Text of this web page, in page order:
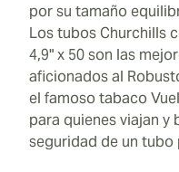
por su tamaño
Los tubos Churchills
4,9" x 50 son las
aficionados al
el famoso tabaco
para quienes viajan y
seguridad de un